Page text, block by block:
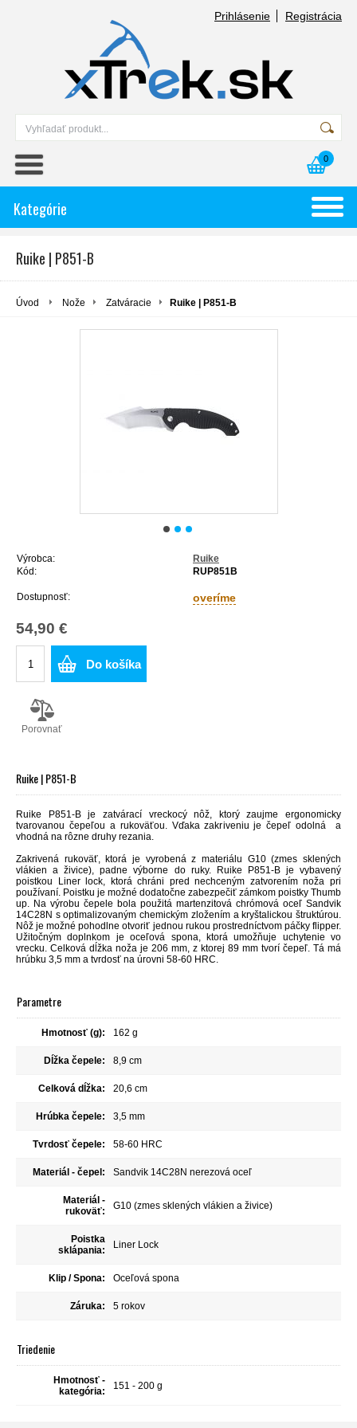
Prihlásenie Registrácia
0
Kategórie
Ruike | P851-B
Úvod Nože Zatváracie Ruike | P851-B
Výrobca:
Ruike
Kód:
RUP851B
Dostupnosť: overíme
54,90 €
Do košíka
Porovnať
Ruike | P851-B
Ruike P851-B je zatvárací vreckocý nôž, ktorý zaujme ergonomicky
tvarovanou čepeľou a rukoväťou. Vďaka zakriveniu je čepeľ odolná a
vhodná na rôzne druhy rezania.
Zakrivená rukoväť, ktorá je vyrobená z materiálu G10 (zmes sklených
vlákien a živice), padne výborne do ruky. Ruike P851-B je vybavený
poistkou Liner lock, ktorá chráni pred nechceným zatvorením noža pri
používaní. Poistku je možné dodatočne zabezpečiť zámkom poistky Thumb
up. Na výrobu čepele bola použitá martenzitová chrómová oceľ Sandvik
14C28N s optimalizovaným chemickým zložením a kryštalickou štruktúrou.
Nôž je možné pohodlne otvoriť jednou rukou prostredníctvom páčky flipper.
Užitočným doplnkom je oceľová spona, ktorá umožňuje uchytenie vo
vrecku. Celková dĺžka noža je 206 mm, z ktorej 89 mm tvorí čepeľ. Tá má
hrúbku 3,5 mm a tvrdosť na úrovni 58-60 HRC.
Parametre
Hmotnosť (g): 162 g
Dĺžka čepele: 8,9 cm
Celková dĺžka: 20,6 cm
Hrúbka čepele: 3,5 mm
Tvrdosť čepele: 58-60 HRC
Materiál - čepel: Sandvik 14C28N nerezová oceľ
Materiál -
rukoväť:
G10 (zmes sklených vlákien a živice)
Poistka
sklápania:
Liner Lock
Klip / Spona: Oceľová spona
Záruka: 5 rokov
Triedenie
Hmotnosť -
kategória:
151 - 200 g